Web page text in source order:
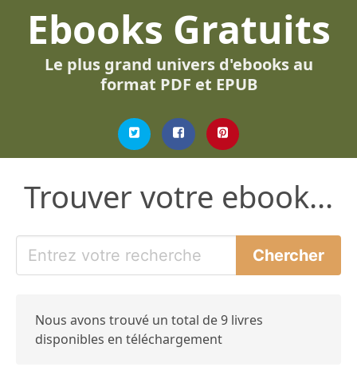
Ebooks Gratuits
Le plus grand univers d'ebooks au
format PDF et EPUB
Trouver votre ebook...
Nous avons trouvé un total de 9 livres
disponibles en téléchargement